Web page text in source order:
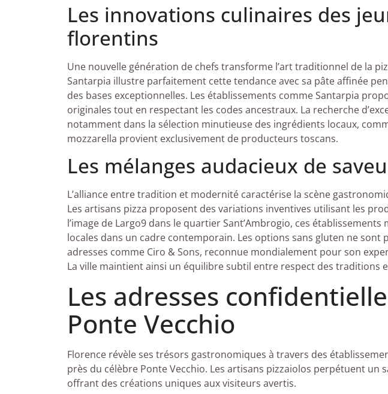
Les innovations culinaires des
florentins
Une nouvelle génération de chefs transforme l’art traditionnel de la
Santarpia illustre parfaitement cette tendance avec sa pâte affinée
des bases exceptionnelles. Les établissements comme Santarpia
originales tout en respectant les codes ancestraux. La recherche
notamment dans la sélection minutieuse des ingrédients locaux,
mozzarella provient exclusivement de producteurs toscans.
Les mélanges audacieux de
L’alliance entre tradition et modernité caractérise la scène
Les artisans pizza proposent des variations inventives utilisant les
l’image de Largo9 dans le quartier Sant’Ambrogio, ces établissements
locales dans un cadre contemporain. Les options sans gluten ne sont
adresses comme Ciro & Sons, reconnue mondialement pour son
La ville maintient ainsi un équilibre subtil entre respect des traditions
Les adresses
Ponte Vecchio
Florence révèle ses trésors gastronomiques à travers des
près du célèbre Ponte Vecchio. Les artisans pizzaiolos perpétuent un
offrant des créations uniques aux visiteurs avertis.